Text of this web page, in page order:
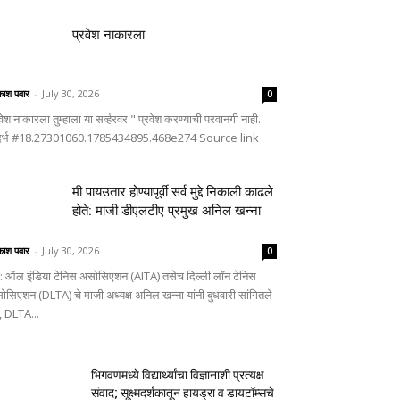
प्रवेश नाकारला
पवार - July 30, 2026 0
नाकारला तुम्हाला या सर्व्हरवर " प्रवेश करण्याची परवानगी नाही.
#18.27301060.1785434895.468e274 Source link
मी पायउतार होण्यापूर्वी सर्व मुद्दे निकाली काढले
होते: माजी डीएलटीए प्रमुख अनिल खन्ना
पवार - July 30, 2026 0
ऑल इंडिया टेनिस असोसिएशन (AITA) तसेच दिल्ली लॉन टेनिस
(DLTA) चे माजी अध्यक्ष अनिल खन्ना यांनी बुधवारी सांगितले
DLTA...
भिगवणमध्ये विद्यार्थ्यांचा विज्ञानाशी प्रत्यक्ष
संवाद; सूक्ष्मदर्शकातून हायड्रा व डायटॉम्सचे